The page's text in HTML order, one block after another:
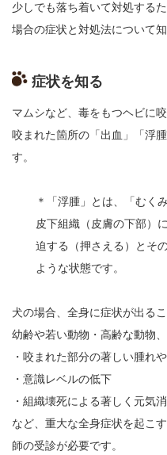
少しでも落ち着いて対処する
場合の症状と対処法について
症状を知る
マムシなど、毒をもつヘビに
咬まれた箇所の「出血」「浮
す。
＊「浮腫」とは、「むく
皮下組織（皮膚の下部）
迫する（押さえる）とそ
ような状態です。
犬の場合、全身に症状が出る
幼齢や若い動物・高齢な動物
・咬まれた部分の著しい腫れ
・意識レベルの低下
・組織壊死による著しく元気
など、重大な全身症状を起こ
師の受診が必要です。